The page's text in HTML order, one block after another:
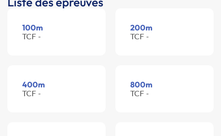
100m
TCF -
200m
TCF -
400m
TCF -
800m
TCF -